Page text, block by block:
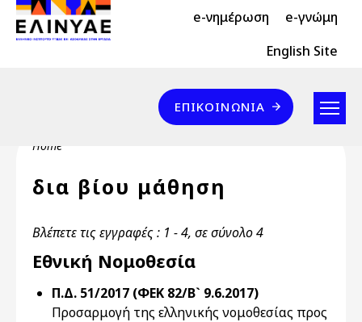
Skip to main content
Header Top 2 e-νημέρωση e-γνώμη
Header Top English Site
Επικοινωνία
ΕΠΙΚΟΙΝΩΝΊΑ
Breadcrumb
Home
δια βίου μάθηση
Βλέπετε τις εγγραφές : 1 - 4, σε σύνολο 4
Εθνική Νομοθεσία
Π.Δ. 51/2017 (ΦΕΚ 82/Β` 9.6.2017)
Προσαρμογή της ελληνικής νομοθεσίας προς